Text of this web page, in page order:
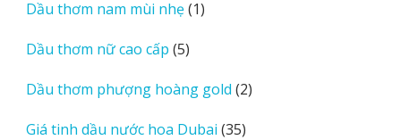
phẩm
Dầu thơm nam mùi nhẹ 11
Dầu thơm nữ cao cấp 55
phẩm
Dầu thơm phượng hoàng gold 22
Giá tinh dầu nước hoa Dubai 3535